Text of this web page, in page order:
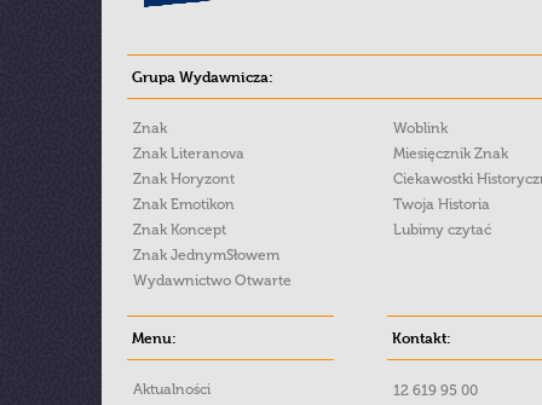
Grupa Wydawnicza:
Znak
Znak Literanova
Znak Horyzont
Znak Emotikon
Znak Koncept
Znak JednymSłowem
Wydawnictwo Otwarte
Woblink
Miesięcznik Znak
Ciekawostki
Twoja Historia
Lubimy czytać
Menu:
Aktualności
Kontakt:
12 619 95 00